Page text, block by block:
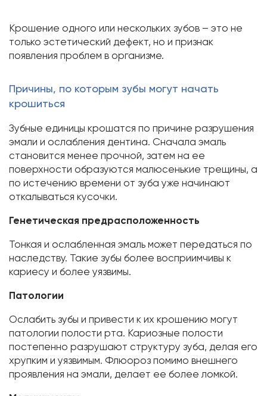
Крошение одного или нескольких зубов – это не
только эстетический дефект, но и признак
появления проблем в организме.
Причины, по которым зубы могут начать
крошиться
Зубные единицы крошатся по причине разрушения
эмали и ослабления дентина. Сначала эмаль
становится менее прочной, затем на ее
поверхности образуются малюсенькие трещины, а
по истечению времени от зуба уже начинают
откалываться кусочки.
Генетическая предрасположенность
Тонкая и ослабленная эмаль может передаться по
наследству. Такие зубы более восприимчивы к
кариесу и более уязвимы.
Патологии
Ослабить зубы и привести к их крошению могут
патологии полости рта. Кариозные полости
постепенно разрушают структуру зуба, делая его
хрупким и уязвимым. Флюороз помимо внешнего
проявления на эмали, делает ее более ломкой.